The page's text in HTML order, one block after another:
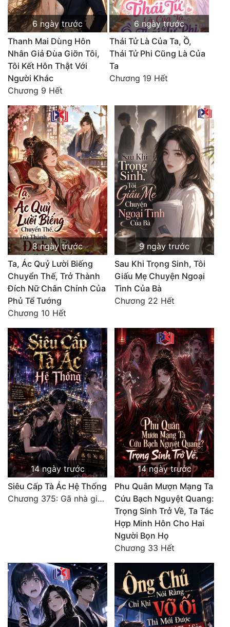
Võ Hiệp
Võng Du
Xuyên Không
Xuyên Nhanh
Xuyên Sách
Xuyên Thư
Điền Văn
Đô Thị
Đông Phương
Đông Phương Huyền Huyễn
Đồng Nhân
Cẩu Đạo Trường Sinh
Ngự Thú
Truyện Nam
Truyện Nữ
Vô Địch Lưu
Xây Dựng Thế Lực
Đam Mỹ
Đẹp
Đẹp Hiệp
Tính Cách Nhân Vật :
Cơ Trí
Sát Phạt Quyết Đoán
6 ngày trước
Thanh Mai Dùng Hôn
Nhân Giả Đùa Giỡn Tôi,
Tôi Kết Hôn Thật Với
Người Khác
Chương 9 Hết
6 ngày trước
Thái Tử Là Của Ta, Ồ,
Thái Tử Phi Cũng Là Của
Ta
Chương 19 Hết
8 ngày trước
Ta, Ác Quỷ Lười Biếng
Chuyển Thế, Trở Thành
Đích Nữ Chân Chính Của
Phủ Tể Tướng
Chương 10 Hết
9 ngày trước
Sau Khi Trọng Sinh, Tôi
Giấu Mẹ Chuyện Ngoại
Tình Của Bà
Chương 22 Hết
14 ngày trước
Siêu Cấp Tà Ác Hệ Thống
Chương 375: Gã nhà giàu láo xược
14 ngày trước
Phu Quân Mượn Mạng Ta
Cứu Bạch Nguyệt Quang:
Trọng Sinh Trở Về, Ta Tác
Hợp Minh Hôn Cho Hai
Người Bọn Họ
Chương 33 Hết